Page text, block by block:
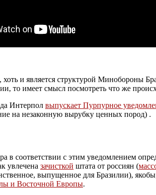
и является структурой Минобороны
то имеет смысл посмотреть что же
Интерпол выпускает Пурпурное
на незаконную вырубку ценных пород) .
в соответствии с этим уведомлением
увлечена зачисткой штата от россиян (
выпущенное для Бразилии),
и Восточной Европы.